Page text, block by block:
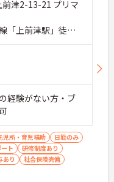
リア形成
任者が未
務調整な
体制があ
に加え、
、長期的な
厚生が整
す
薬の補助
ご家庭と
前津2-13-21 プリマ
「上前津駅」徒歩6
経験がない方・ブ
児所・育児補助
日勤のみ
ト
研修制度あり
あり
社会保険完備